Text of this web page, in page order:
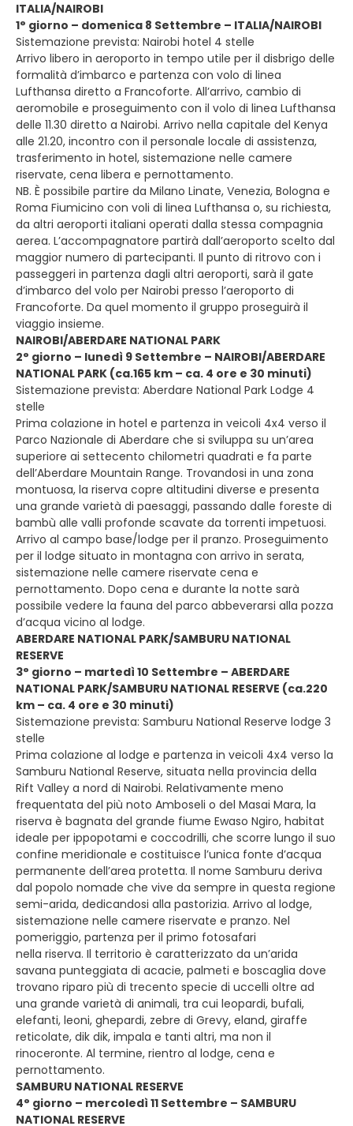
ITALIA/NAIROBI
1° giorno – domenica 8 Settembre – ITALIA/NAIROBI
Sistemazione prevista: Nairobi hotel 4 stelle
Arrivo libero in aeroporto in tempo utile per il disbrigo delle
formalità d’imbarco e partenza con volo di linea
Lufthansa diretto a Francoforte. All’arrivo, cambio di
aeromobile e proseguimento con il volo di linea Lufthansa
delle 11.30 diretto a Nairobi. Arrivo nella capitale del Kenya
alle 21.20, incontro con il personale locale di assistenza,
trasferimento in hotel, sistemazione nelle camere
riservate, cena libera e pernottamento.
NB. È possibile partire da Milano Linate, Venezia, Bologna e
Roma Fiumicino con voli di linea Lufthansa o, su richiesta,
da altri aeroporti italiani operati dalla stessa compagnia
aerea. L’accompagnatore partirà dall’aeroporto scelto dal
maggior numero di partecipanti. Il punto di ritrovo con i
passeggeri in partenza dagli altri aeroporti, sarà il gate
d’imbarco del volo per Nairobi presso l’aeroporto di
Francoforte. Da quel momento il gruppo proseguirà il
viaggio insieme.
NAIROBI/ABERDARE NATIONAL PARK
2° giorno – lunedì 9 Settembre – NAIROBI/ABERDARE
NATIONAL PARK (ca.165 km – ca. 4 ore e 30 minuti)
Sistemazione prevista: Aberdare National Park Lodge 4
stelle
Prima colazione in hotel e partenza in veicoli 4x4 verso il
Parco Nazionale di Aberdare che si sviluppa su un’area
superiore ai settecento chilometri quadrati e fa parte
dell’Aberdare Mountain Range. Trovandosi in una zona
montuosa, la riserva copre altitudini diverse e presenta
una grande varietà di paesaggi, passando dalle foreste di
bambù alle valli profonde scavate da torrenti impetuosi.
Arrivo al campo base/lodge per il pranzo. Proseguimento
per il lodge situato in montagna con arrivo in serata,
sistemazione nelle camere riservate cena e
pernottamento. Dopo cena e durante la notte sarà
possibile vedere la fauna del parco abbeverarsi alla pozza
d’acqua vicino al lodge.
ABERDARE NATIONAL PARK/SAMBURU NATIONAL
RESERVE
3° giorno – martedì 10 Settembre – ABERDARE
NATIONAL PARK/SAMBURU NATIONAL RESERVE (ca.220
km – ca. 4 ore e 30 minuti)
Sistemazione prevista: Samburu National Reserve lodge 3
stelle
Prima colazione al lodge e partenza in veicoli 4x4 verso la
Samburu National Reserve, situata nella provincia della
Rift Valley a nord di Nairobi. Relativamente meno
frequentata del più noto Amboseli o del Masai Mara, la
riserva è bagnata del grande fiume Ewaso Ngiro, habitat
ideale per ippopotami e coccodrilli, che scorre lungo il suo
confine meridionale e costituisce l’unica fonte d’acqua
permanente dell’area protetta. Il nome Samburu deriva
dal popolo nomade che vive da sempre in questa regione
semi-arida, dedicandosi alla pastorizia. Arrivo al lodge,
sistemazione nelle camere riservate e pranzo. Nel
pomeriggio, partenza per il primo fotosafari
nella riserva. Il territorio è caratterizzato da un’arida
savana punteggiata di acacie, palmeti e boscaglia dove
trovano riparo più di trecento specie di uccelli oltre ad
una grande varietà di animali, tra cui leopardi, bufali,
elefanti, leoni, ghepardi, zebre di Grevy, eland, giraffe
reticolate, dik dik, impala e tanti altri, ma non il
rinoceronte. Al termine, rientro al lodge, cena e
pernottamento.
SAMBURU NATIONAL RESERVE
4° giorno – mercoledì 11 Settembre – SAMBURU
NATIONAL RESERVE